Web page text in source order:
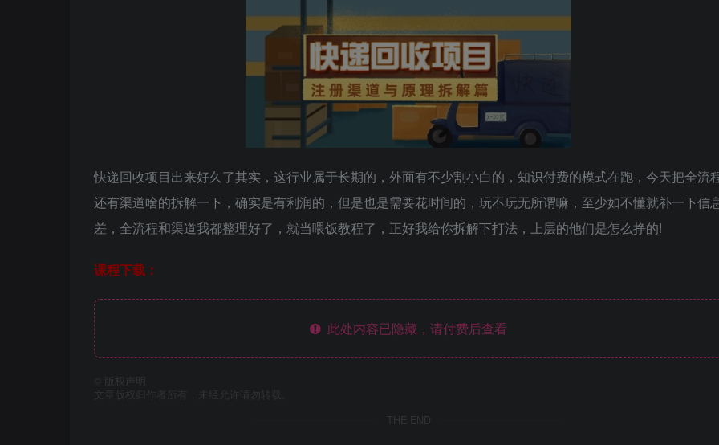
快递回收项目出来好久了其实，这行业属于长期的，外面有不少割小白的，知识付费的模式在跑，今天把全流
还有渠道啥的拆解一下，确实是有利润的，但是也是需要花时间的，玩不玩无所谓嘛，至少如不懂就补一下信
差，全流程和渠道我都整理好了，就当喂饭教程了，正好我给你拆解下打法，上层的他们是怎么挣的!
课程下载：
此处内容已隐藏，请付费后查看
版权声明
文章版权归作者所有，未经允许请勿转载。
THE END